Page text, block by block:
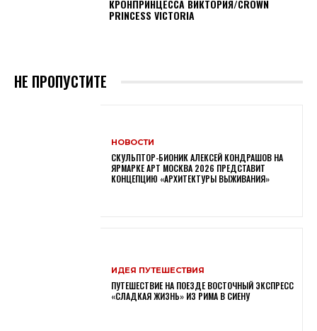
КРОНПРИНЦЕССА ВИКТОРИЯ/CROWN
PRINCESS VICTORIA
НЕ ПРОПУСТИТЕ
НОВОСТИ
СКУЛЬПТОР-БИОНИК АЛЕКСЕЙ КОНДРАШОВ НА
ЯРМАРКЕ АРТ МОСКВА 2026 ПРЕДСТАВИТ
КОНЦЕПЦИЮ «АРХИТЕКТУРЫ ВЫЖИВАНИЯ»
ИДЕЯ ПУТЕШЕСТВИЯ
ПУТЕШЕСТВИЕ НА ПОЕЗДЕ ВОСТОЧНЫЙ ЭКСПРЕСС
«СЛАДКАЯ ЖИЗНЬ» ИЗ РИМА В СИЕНУ